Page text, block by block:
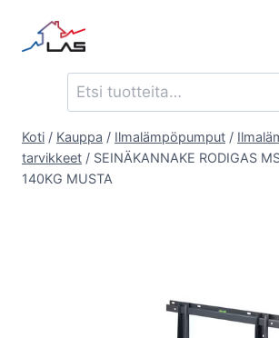
sisältöön
Etsi:
Koti / Kauppa / Ilmalämpöpumput /
tarvikkeet / SEINÄKANNAKE RODIGAS
140KG MUSTA